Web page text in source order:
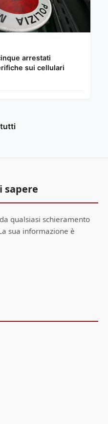
arrestati
sui cellulari
sapere
qualsiasi schieramento
sua informazione è